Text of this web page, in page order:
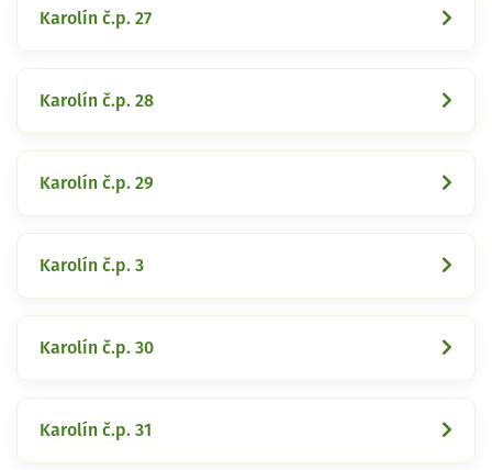
Karolín č.p. 27
Karolín č.p. 28
Karolín č.p. 29
Karolín č.p. 3
Karolín č.p. 30
Karolín č.p. 31